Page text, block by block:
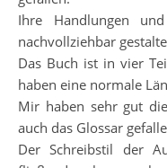
Ihre Handlungen
nachvollziehbar
Das Buch ist in vier
haben eine normale
Mir haben sehr gut
auch das Glossar
Der Schreibstil der